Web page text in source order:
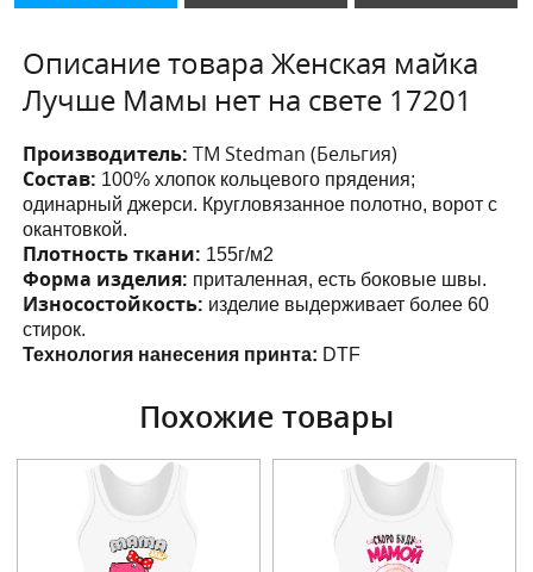
Описание товара Женская майка
Лучше Мамы нет на свете 17201
Производитель:ТМ Stedman (Бельгия)
Состав: 100% хлопок кольцевого прядения;
одинарный джерси. Кругловязанное полотно, ворот с
окантовкой.
Плотность ткани: 155г/м2
Форма изделия: приталенная, есть боковые швы.
Износостойкость: изделие выдерживает более 60
стирок.
Технология нанесения принта: DTF
Похожие товары